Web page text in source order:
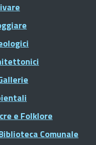
e Folklore
Comunale